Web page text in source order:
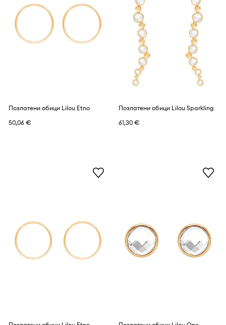
Позлатени обици Lilou Etno
50,06 €
Позлатени обици Lilou Sparkling
61,30 €